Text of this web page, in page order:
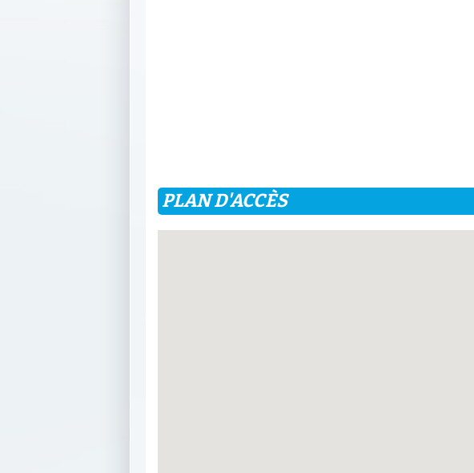
PLAN D'ACCÈS